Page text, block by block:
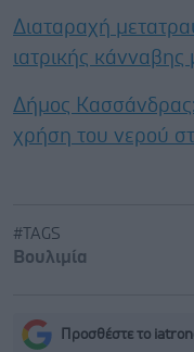
Διαταραχή
ιατρικής κάνναβης
Δήμος
χρήση του νερού
#TAGS
Βουλιμία
Προσθέστε το